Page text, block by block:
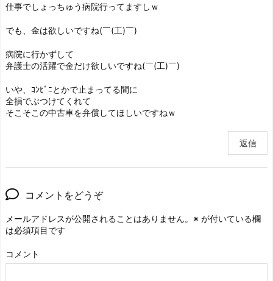
仕事でしょっちゅう病院行ってますしｗ
でも、金は欲しいですね(￣(工)￣)
病院に行かずして
弁護士の活躍で金だけ欲しいですね(￣(工)￣)
いや、ｺﾝﾋﾞﾆとかで止まってる間に
全損でぶつけてくれて
そこそこの中古車を弁償してほしいですねｗ
返信
コメントをどうぞ
メールアドレスが公開されることはありません。 ※ が付いている欄
は必須項目です
コメント